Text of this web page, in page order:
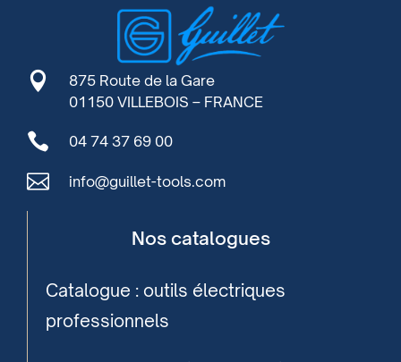

875 Route de la Gare
01150 VILLEBOIS – FRANCE
 04 74 37 69 00
 info@guillet-tools.com
Nos catalogues
Catalogue : outils électriques
professionnels